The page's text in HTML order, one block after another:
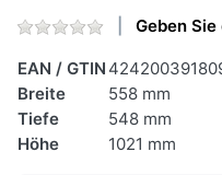
Geben
EAN / GTIN
Breite
558 mm
Tiefe
548 mm
Höhe
1021 mm